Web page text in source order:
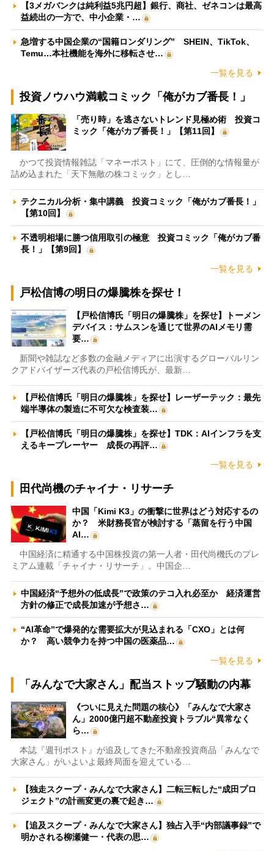
【3メガバンクは純利益5兆円超】銀行、商社、ゼネコンは最高
益続出の一方で、中小企業・…
急増する中国企業の“国籍ロンダリング” SHEIN、TikTok、
Temu…本社機能を海外に移転させ…
一覧を見る
投資ノウハウ満載コミック「俺がカブ番長！」
「売り時」を逃さないトレンド見極め術 投資コ
ミック「俺がカブ番長！」【第11回】
かつて投資情報雑誌「マネーポスト」にて、圧倒的な情報量が
詰め込まれた「天下無敵の株コミック」とし…
テクニカル分析・集中講義 投資コミック「俺がカブ番長！」
【第10回】
不透明相場に勝つ信用取引の極意 投資コミック「俺がカブ番
長！」【第9回】
一覧を見る
戸松信博の明日の爆騰株を探せ！
【戸松信博氏「明日の爆騰株」を探せ】トーメン
デバイス：サムスンを通じて世界のAIメモリ需
要…
新聞や雑誌など多数の金融メディアに出演するグローバルリン
クアドバイザーズ代表の戸松信博氏が、最新…
【戸松信博氏「明日の爆騰株」を探せ】レーザーテック：最先
端半導体の製造に不可欠な検査装…
【戸松信博氏「明日の爆騰株」を探せ】TDK：AIインフラを支
えるキープレーヤー 成長の再評…
一覧を見る
田代尚機のチャイナ・リサーチ
中国「Kimi K3」の衝撃に世界はどう対応するの
か？ 米財務長官が検討する「蒸留を行う中国
AI…
中国経済に精通する中国株投資の第一人者・田代尚機氏のプレ
ミアム連載「チャイナ・リサーチ」。中国企…
中国経済“予想外の低成長”で政策のテコ入れ必至か 経済運営
方針の修正で成長加速が予想さ…
“AI革命”で爆発的な需要拡大が見込まれる「CXO」とは何
か？ 高い競争力を持つ中国の医薬品…
一覧を見る
「みんなで大家さん」配当ストップ騒動の内幕
《ついに見えた問題の核心》「みんなで大家さ
ん」2000億円超不動産投資トラブル“異常なく
ら…
本誌『週刊ポスト』が追及してきた不動産投資商品「みんなで
大家さん」がいよいよ最終局面を迎えている…
【独走スクープ・みんなで大家さん】二転三転した“成田プロ
ジェクト”の計画変更の裏で起き…
【追及スクープ・みんなで大家さん】独占入手“内部議事録”で
明かされる柳瀬健一・代表の思…